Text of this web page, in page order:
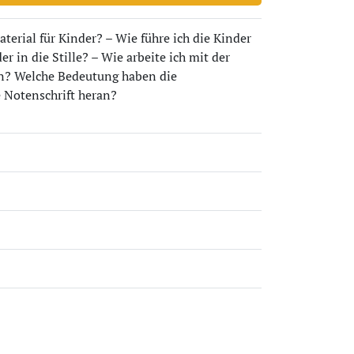
für Kinder? – Wie führe ich die Kinder
in die Stille? – Wie arbeite ich mit der
Welche Bedeutung haben die
heran?